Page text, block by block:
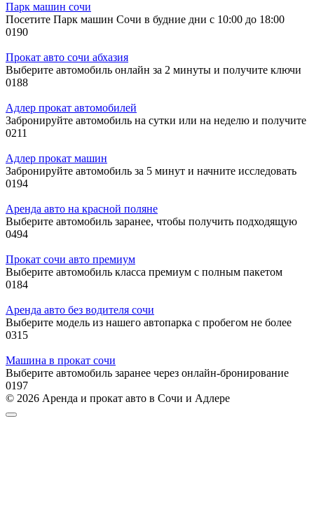
Парк машин сочи
Посетите Парк машин Сочи в будние дни с 10:00 до 18:00
0190
Прокат авто сочи абхазия
Выберите автомобиль онлайн за 2 минуты и получите ключи
0188
Адлер прокат автомобилей
Забронируйте автомобиль на сутки или на неделю и получите
0211
Адлер прокат машин
Забронируйте автомобиль за 5 минут и начните исследовать
0194
Аренда авто на красной поляне
Выберите автомобиль заранее, чтобы получить подходящую
0494
Прокат сочи авто премиум
Выберите автомобиль класса премиум с полным пакетом
0184
Аренда авто без водителя сочи
Выберите модель из нашего автопарка с пробегом не более
0315
Машина в прокат сочи
Выберите автомобиль заранее через онлайн-бронирование
0197
© 2026 Аренда и прокат авто в Сочи и Адлере